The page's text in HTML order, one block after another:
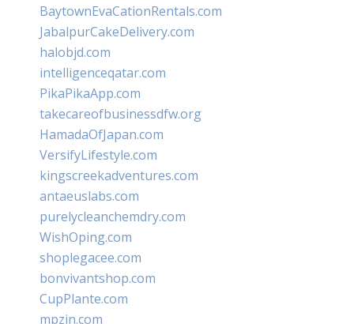
BaytownEvaCationRentals.com
JabalpurCakeDelivery.com
halobjd.com
intelligenceqatar.com
PikaPikaApp.com
takecareofbusinessdfw.org
HamadaOfJapan.com
VersifyLifestyle.com
kingscreekadventures.com
antaeuslabs.com
purelycleanchemdry.com
WishOping.com
shoplegacee.com
bonvivantshop.com
CupPlante.com
mpzin.com